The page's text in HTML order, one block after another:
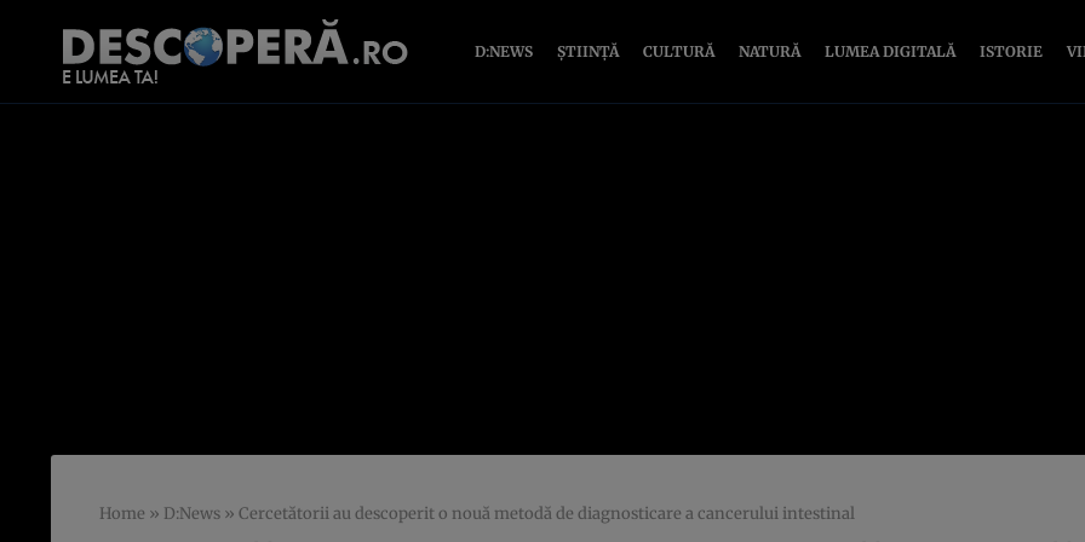
D:NEWS ȘTIINȚĂ CULTURĂ NATURĂ LUMEA DIGITALĂ ISTORIE
Home » D:News » Cercetătorii au descoperit o nouă metodă de diagnosticare a cancerului intestinal